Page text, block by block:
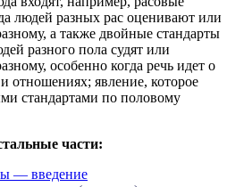
людей разных рас оценивают или
а также двойные стандарты
разного пола судят или
особенно когда речь идет о
отношениях; явление, которое
стандартами по половому
части:
— введение